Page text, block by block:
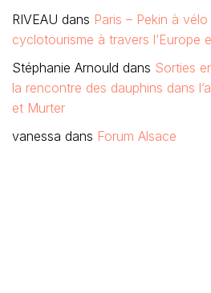
RIVEAU dans Paris – Pekin à
cyclotourisme à travers l’Europe
Stéphanie Arnould dans Sorties
la rencontre des dauphins dans
et Murter
vanessa dans Forum Alsace